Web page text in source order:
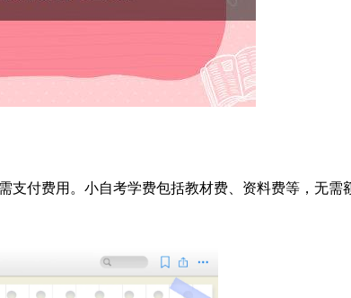
支付费用。小自考学费包括教材费、资料费等，无需